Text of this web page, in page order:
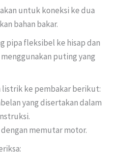
untuk koneksi ke dua
bahan bakar.
pipa fleksibel ke hisap dan
puting yang
listrik ke pembakar berikut:
yang disertakan dalam
memutar motor.